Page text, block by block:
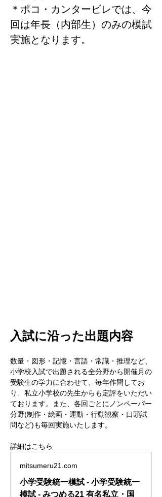
＊ポコ・カンタービレでは、今
回は年長（内部生）のみの模試
実施となります。
入試に沿った出題内容
数量・図形・記憶・言語・常識・推理など、
小学校入試で出題される全分野から開催月の
受験生の学力に合わせて、毎年作問してお
り、私立小学校の先生からも定評をいただい
ております。また、各回ごとにノンペーパー
分野(制作・絵画・運動・行動観察・口頭試
問など)も毎回実施いたします。
詳細はこちら
mitsumeru21.com
小学受験統一模試 - 小学受験統一
模試 - みつめる21 有名私立・国